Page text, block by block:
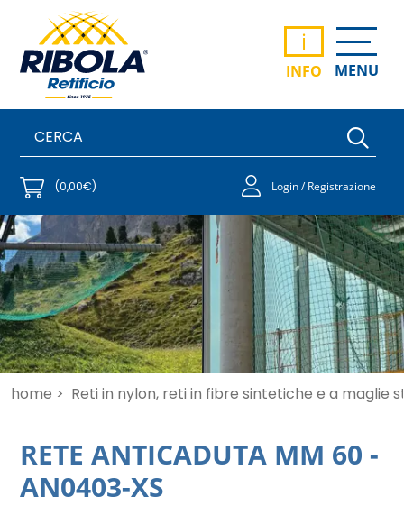
i
INFO MENU
(0,00€) Login / Registrazione
home > Reti in nylon, reti in fibre sintetiche e a maglie
RETE ANTICADUTA MM 60 -
AN0403-XS